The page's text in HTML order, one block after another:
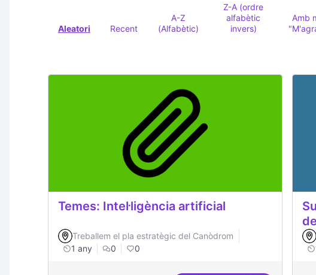
Aleatori Recent
A-Z
(Alfabètic)
Z-A (ordre
alfabètic
invers)
Amb
Temes: Intel·ligència artificial
Treballem el pla estratègic del Canòdrom
1 any
0 0